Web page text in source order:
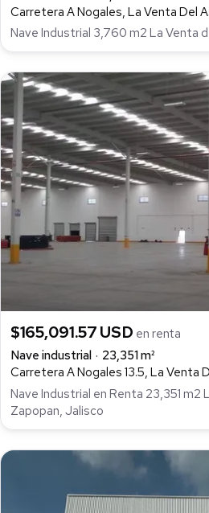
Carretera A Nogales, La Venta Del
Nave Industrial 3,760 m2 La Venta
$165,091.57 USD en renta
Nave industrial
23,351 m²
Carretera A Nogales 13.5, La Venta
Nave Industrial en Renta 23,351 m2
Zapopan, Jalisco